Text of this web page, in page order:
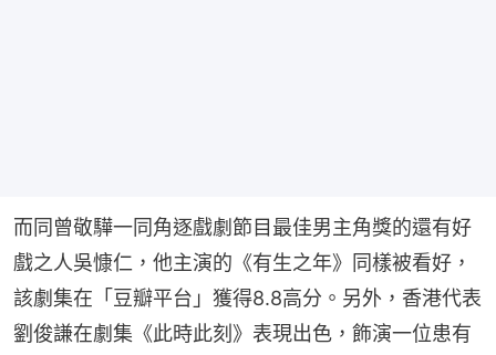
而同曾敬驊一同角逐戲劇節目最佳男主角獎的還有好
戲之人吳慷仁，他主演的《有生之年》同樣被看好，
該劇集在「豆瓣平台」獲得8.8高分。另外，香港代表
劉俊謙在劇集《此時此刻》表現出色，飾演一位患有